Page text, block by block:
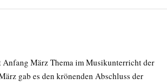
März Thema im Musikunterricht der
gab es den krönenden Abschluss der